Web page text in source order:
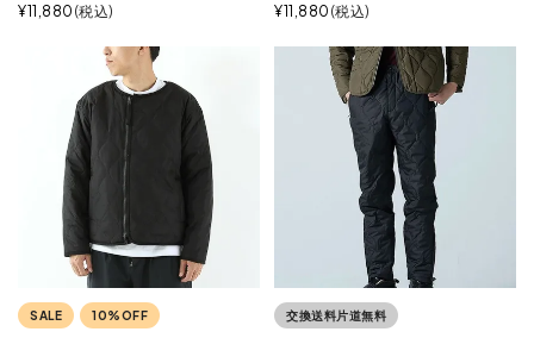
¥11,880 税込
¥11,880 税込
SALE 10%OFF 交換送料片道無料